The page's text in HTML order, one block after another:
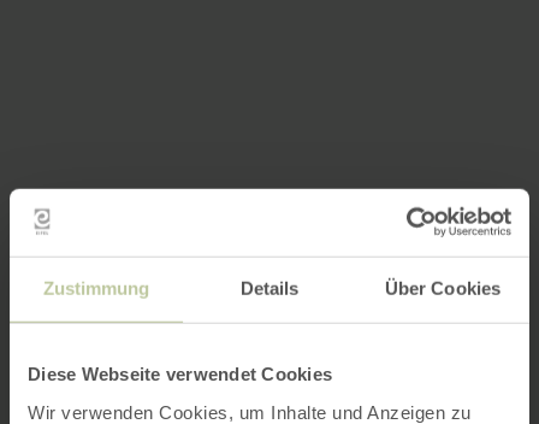
Zustimmung Details Über Cookies
Diese Webseite verwendet Cookies
Wir verwenden Cookies, um Inhalte und Anzeigen zu